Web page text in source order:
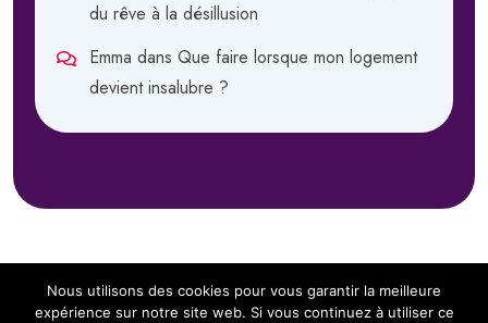
du rêve à la désillusion
Emma dans Que faire lorsque mon logement
devient insalubre ?
Nous utilisons des cookies pour vous garantir la meilleure
expérience sur notre site web. Si vous continuez à utiliser ce